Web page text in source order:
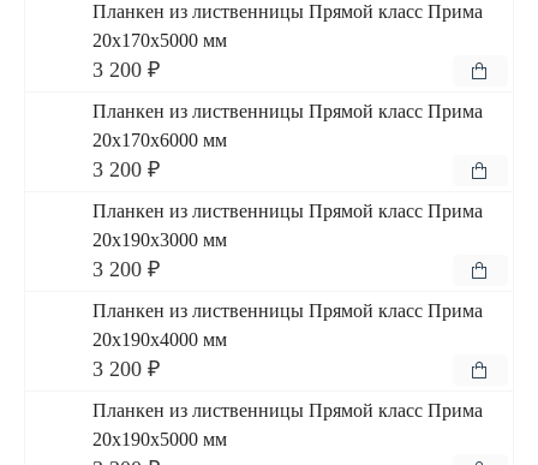
Планкен из лиственницы Прямой класс Прима
20x170x5000 мм
3 200 ₽
Планкен из лиственницы Прямой класс Прима
20x170x6000 мм
3 200 ₽
Планкен из лиственницы Прямой класс Прима
20x190x3000 мм
3 200 ₽
Планкен из лиственницы Прямой класс Прима
20x190x4000 мм
3 200 ₽
Планкен из лиственницы Прямой класс Прима
20x190x5000 мм